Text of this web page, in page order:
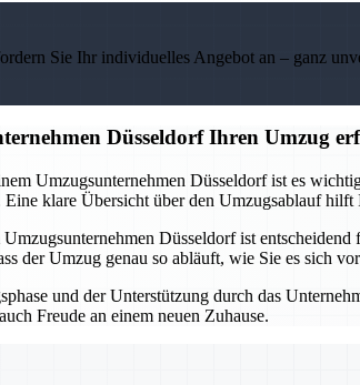
Sie Ihr individuelles Angebot an – ganz
Düsseldorf Ihren Umzug
Umzugsunternehmen Düsseldorf ist es
Eine klare Übersicht über den Umzugsablauf
Düsseldorf ist
der Umzug genau so abläuft, wie Sie es sich
und der Unterstützung durch das
Freude an einem neuen Zuhause.